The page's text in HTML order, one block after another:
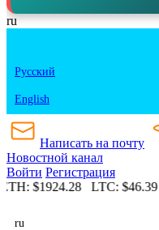
ru
Русский
English
Написать на почту
Новостной канал
Войти Регистрация
$1924.28 LTC:$46.39
ru